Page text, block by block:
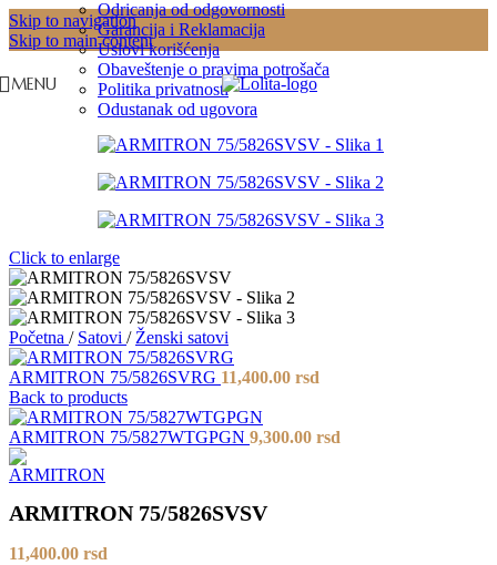
Skip to navigation
Skip to main content
Odricanja od odgovornosti
Garancija i Reklamacija
Uslovi korišćenja
Obaveštenje o pravima potrošača
Politika privatnosti
Odustanak od ugovora
MENU
Click to enlarge
Početna / Satovi / Ženski satovi
ARMITRON 75/5826SVRG 11,400.00 rsd
Back to products
ARMITRON 75/5827WTGPGN 9,300.00 rsd
ARMITRON 75/5826SVSV
11,400.00 rsd